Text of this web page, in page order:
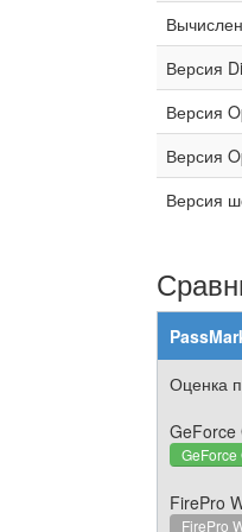
Версия
Версия
Версия
Версия
Оценка
GeForce
GeForce
FirePro
FirePro